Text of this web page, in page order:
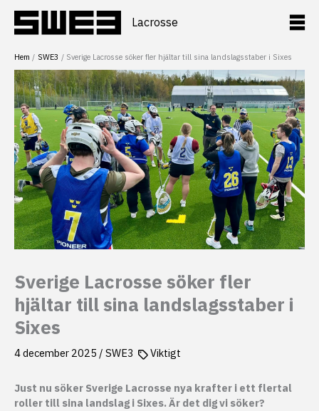
innehåll
Lacrosse
Hem SWE3 Sverige Lacrosse söker fler hjältar till sina landslagsstaber i Sixes
Sverige Lacrosse söker fler
hjältar till sina landslagsstaber i
Sixes
4 december 2025 / SWE3 Viktigt
Just nu söker Sverige Lacrosse nya krafter i ett flertal
roller till sina landslag i Sixes. Är det dig vi söker?